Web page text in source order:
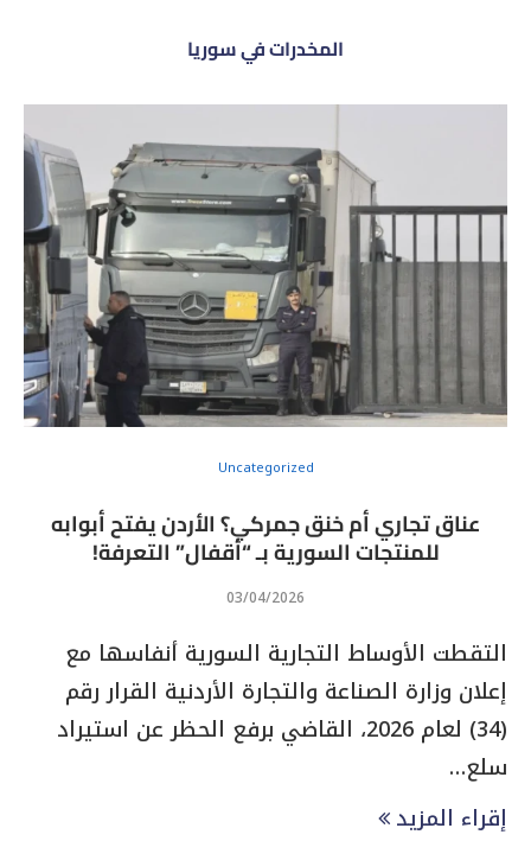
المخدرات في سوريا
Uncategorized
عناق تجاري أم خنق جمركي؟ الأردن يفتح أبوابه
للمنتجات السورية بـ “أقفال” التعرفة!
03/04/2026
التقطت الأوساط التجارية السورية أنفاسها مع
إعلان وزارة الصناعة والتجارة الأردنية القرار رقم
(34) لعام 2026، القاضي برفع الحظر عن استيراد
سلع…
إقراء المزيد